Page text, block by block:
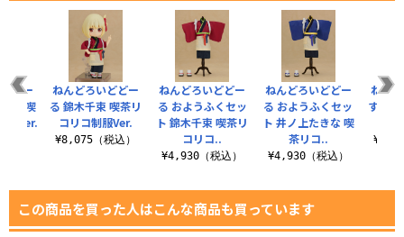
ねんどろいどどー
る おようふくセッ
ト 錦木千束 喫茶リ
コリコ..
¥4,930（税込）
ねんどろいどどー
る おようふくセッ
ト 井ノ上たきな 喫
茶リコ..
¥4,930（税込）
ねん
す 井
どー
な 喫
服Ver.
ねんどろいどどー
る 錦木千束 喫茶リ
コリコ制服Ver.
¥8,075（税込）
この商品を買った人はこんな商品も買っています